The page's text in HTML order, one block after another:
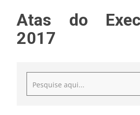
Atas do
2017